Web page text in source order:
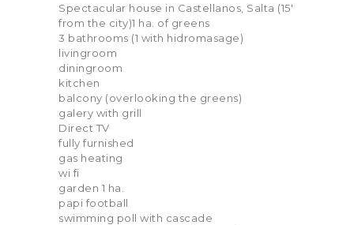
Spectacular house in Castellanos, Salta (15′
from the city)1 ha. of greens
3 bathrooms (1 with hidromasage)
livingroom
diningroom
kitchen
balcony (overlooking the greens)
galery with grill
Direct TV
fully furnished
gas heating
wi fi
garden 1 ha.
papi football
swimming poll with cascade